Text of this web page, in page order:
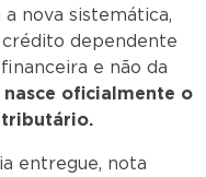
nova sistemática,
crédito dependente
e não da
nasce oficialmente o
entregue, nota